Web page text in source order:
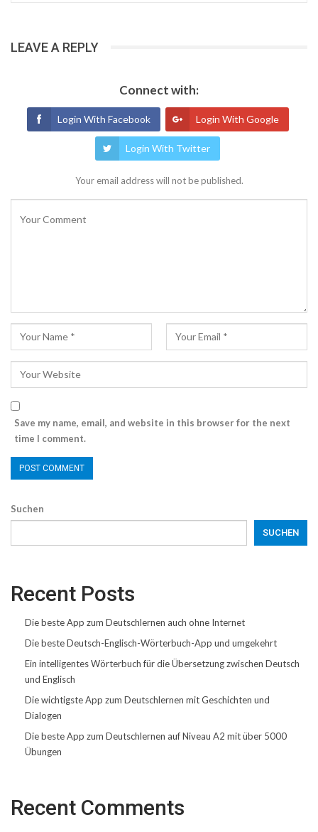
LEAVE A REPLY
Connect with:
Login With Facebook Login With Google
Login With Twitter
Your email address will not be published.
Save my name, email, and website in this browser for the next
time I comment.
Suchen
SUCHEN
Recent Posts
Die beste App zum Deutschlernen auch ohne Internet
Die beste Deutsch-Englisch-Wörterbuch-App und umgekehrt
Ein intelligentes Wörterbuch für die Übersetzung zwischen Deutsch
und Englisch
Die wichtigste App zum Deutschlernen mit Geschichten und
Dialogen
Die beste App zum Deutschlernen auf Niveau A2 mit über 5000
Übungen
Recent Comments